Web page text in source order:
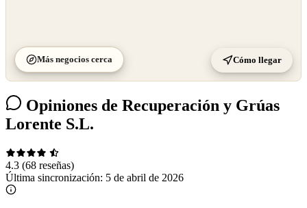
Más negocios cerca Cómo llegar
Opiniones de Recuperación y Grúas
Lorente S.L.
4.3 (68 reseñas)
Última sincronización: 5 de abril de 2026